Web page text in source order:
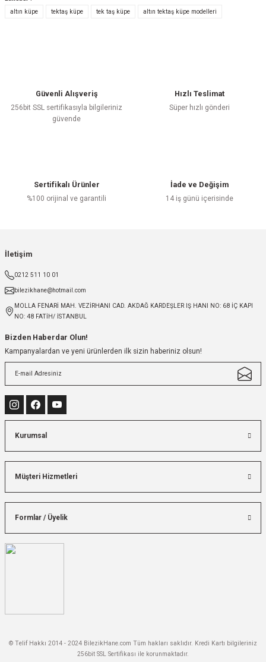
Bu ürüne ilk yorumu siz yapın!
altın küpe
tektaş küpe tek taş küpe altın tektaş küpe modelleri
Güvenli Alışveriş
256bit SSL sertifikasıyla bilgileriniz
güvende
Hızlı Teslimat
Süper hızlı gönderi
Sertifikalı Ürünler
%100 orijinal ve garantili
İade ve Değişim
14 iş günü içerisinde
İletişim
0212 511 10 01
bilezikhane@hotmail.com
MOLLA FENARİ MAH. VEZİRHANI CAD. AKDAĞ KARDEŞLER IŞ HANI NO: 68 İÇ KAPI
NO: 48 FATİH/ İSTANBUL
Bizden Haberdar Olun!
Kampanyalardan ve yeni ürünlerden ilk sizin haberiniz olsun!
Kurumsal
Müşteri Hizmetleri
Formlar / Üyelik
© Telif Hakkı 2014 - 2024 BilezikHane.com Tüm hakları saklıdır. Kredi Kartı bilgileriniz
256bit SSL Sertifikası ile korunmaktadır.